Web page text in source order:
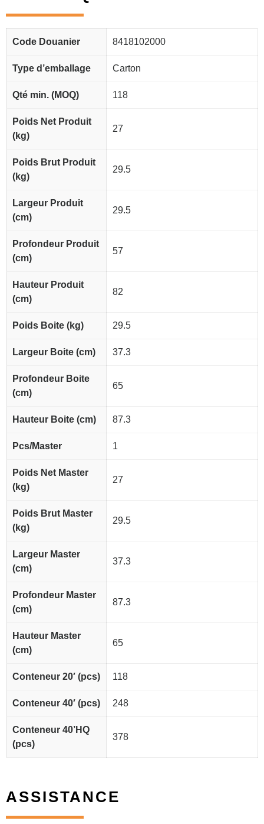
Code Douanier 8418102000
Type d’emballage Carton
Qté min. (MOQ) 118
Poids Net Produit
(kg)
27
Poids Brut Produit
(kg)
29.5
Largeur Produit
(cm)
29.5
Profondeur Produit
(cm)
57
Hauteur Produit
(cm)
82
Poids Boite (kg) 29.5
Largeur Boite (cm) 37.3
Profondeur Boite
(cm)
65
Hauteur Boite (cm) 87.3
Pcs/Master 1
Poids Net Master
(kg)
27
Poids Brut Master
(kg)
29.5
Largeur Master
(cm)
37.3
Profondeur Master
(cm)
87.3
Hauteur Master
(cm)
65
Conteneur 20′ (pcs) 118
Conteneur 40′ (pcs) 248
Conteneur 40’HQ
(pcs)
378
ASSISTANCE